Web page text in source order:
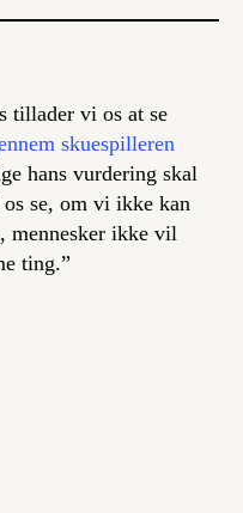
tillader vi os at se
skuespilleren
hans vurdering skal
se, om vi ikke kan
mennesker ikke vil
ting.”